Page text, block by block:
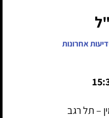
אחרונות
– תל רגב